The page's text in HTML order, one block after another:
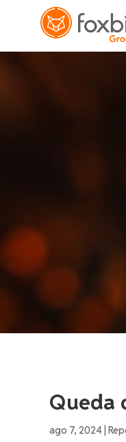
Queda
ago 7, 2024